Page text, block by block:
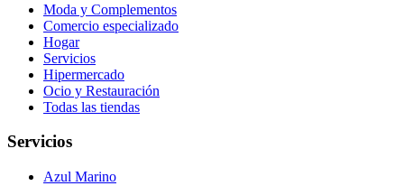
Moda y Complementos
Comercio especializado
Hogar
Servicios
Hipermercado
Ocio y Restauración
Todas las tiendas
Servicios
Azul Marino